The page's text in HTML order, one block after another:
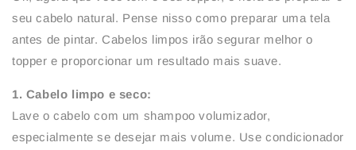
seu cabelo natural. Pense nisso como preparar uma tela
antes de pintar. Cabelos limpos irão segurar melhor o
topper e proporcionar um resultado mais suave.
1. Cabelo limpo e seco:
Lave o cabelo com um shampoo volumizador,
especialmente se desejar mais volume. Use condicionador